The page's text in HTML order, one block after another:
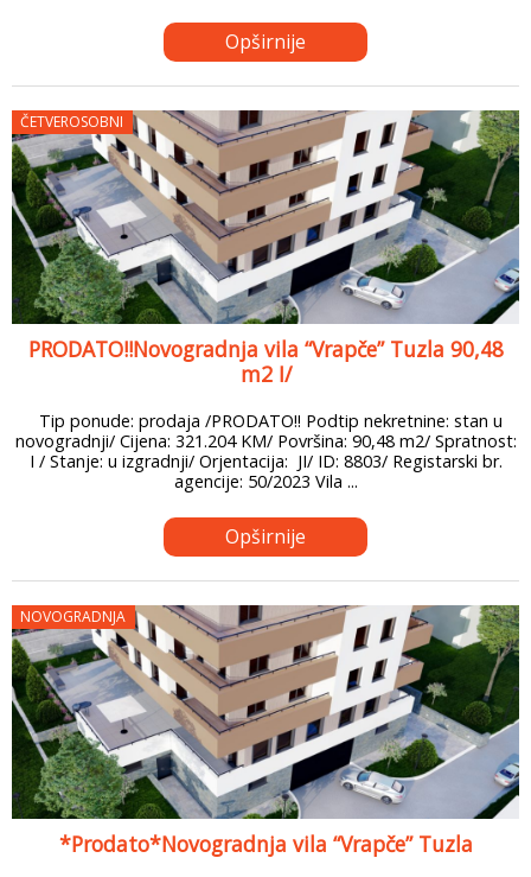
Opširnije
ČETVEROSOBNI
PRODATO!!Novogradnja vila “Vrapče” Tuzla 90,48
m2 I/
Tip ponude: prodaja /PRODATO!! Podtip nekretnine: stan u
novogradnji/ Cijena: 321.204 KM/ Površina: 90,48 m2/ Spratnost:
I / Stanje: u izgradnji/ Orjentacija: JI/ ID: 8803/ Registarski br.
agencije: 50/2023 Vila ...
Opširnije
NOVOGRADNJA
*Prodato*Novogradnja vila “Vrapče” Tuzla